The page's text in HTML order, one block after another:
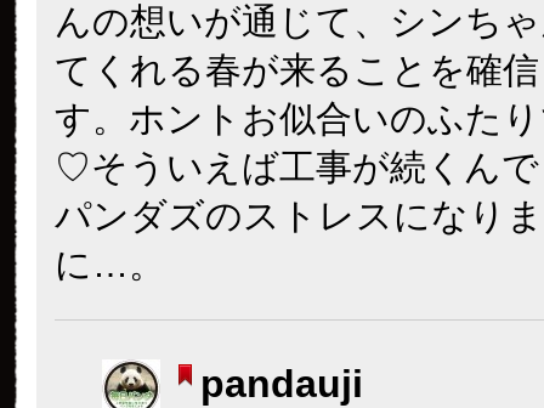
んの想いが通じて、シンち
てくれる春が来ることを確
す。ホントお似合いのふた
♡そういえば工事が続くん
パンダズのストレスになり
に…。
pandauji